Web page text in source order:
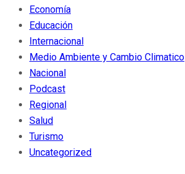
Economía
Educación
Internacional
Medio Ambiente y Cambio Climatico
Nacional
Podcast
Regional
Salud
Turismo
Uncategorized